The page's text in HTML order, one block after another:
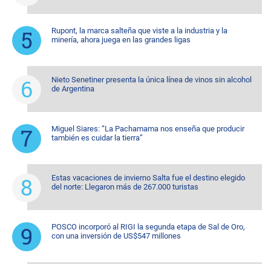
Rupont, la marca salteña que viste a la industria y la
minería, ahora juega en las grandes ligas
Nieto Senetiner presenta la única línea de vinos sin alcohol
de Argentina
Miguel Siares: “La Pachamama nos enseña que producir
también es cuidar la tierra”
Estas vacaciones de invierno Salta fue el destino elegido
del norte: Llegaron más de 267.000 turistas
POSCO incorporó al RIGI la segunda etapa de Sal de Oro,
con una inversión de US$547 millones